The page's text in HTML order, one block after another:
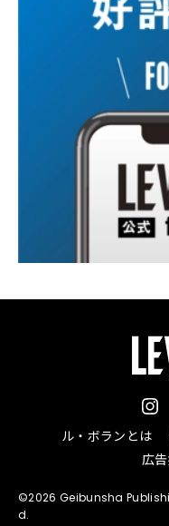
ル・ボランとは
広
©2026 Geibunsha
d.